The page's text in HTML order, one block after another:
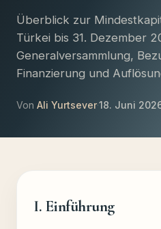
Überblick zur
Türkei bis 31. Dezember
Generalversammlung,
Finanzierung und
Von Ali Yurtsever·18. Juni
I. Einführung